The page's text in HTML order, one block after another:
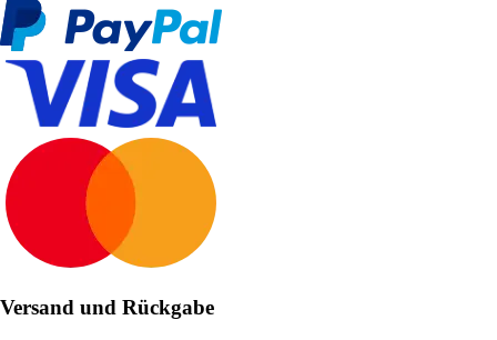
Versand und Rückgabe